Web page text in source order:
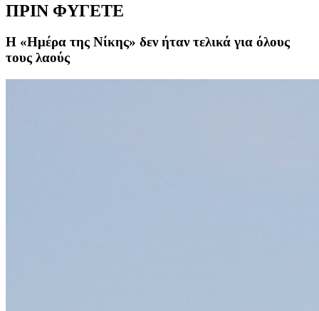
ΠΡΙΝ ΦΥΓΕΤΕ
Η «Ημέρα της Νίκης» δεν ήταν τελικά για όλους
τους λαούς